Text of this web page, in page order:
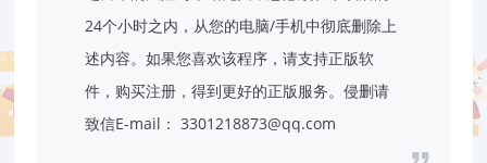
24个小时之内，从您的电脑/手机中彻底删除上
述内容。如果您喜欢该程序，请支持正版软
件，购买注册，得到更好的正版服务。侵删请
致信E-mail： 3301218873@qq.com